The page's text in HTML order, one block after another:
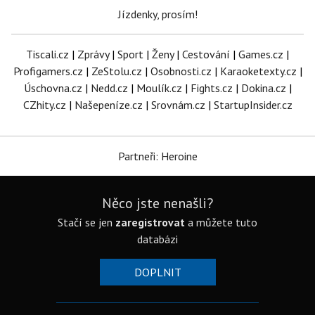
Jízdenky, prosím!
Tiscali.cz | Zprávy| Sport | Ženy| Cestování | Games.cz |
Profigamers.cz | ZeStolu.cz | Osobnosti.cz | Karaoketexty.cz |
Úschovna.cz | Nedd.cz | Moulík.cz | Fights.cz | Dokina.cz |
CZhity.cz | Našepeníze.cz | Srovnám.cz | StartupInsider.cz
Partneři: Heroine
Něco jste nenašli?
Stačí se jen zaregistrovat a můžete tuto
databázi
DOPLNIT